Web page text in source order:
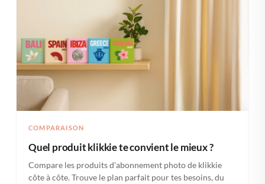
COMPARAISON
Compare les produits d'abonnement photo de klikkie
côte à côte. Trouve le plan parfait pour tes besoins, du
Quel produit klikkie te convient le mieux ?